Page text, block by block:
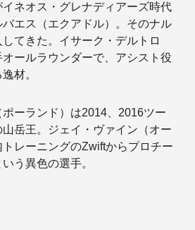
ネオス・グレナディアーズ時代
エス（エクアドル）。そのナル
てきた。イサーク・デルトロ
オールラウンダーで、アシスト役
材。
ーランド）は2014、2016ツー
岳王。ジェイ・ヴァイン（オー
レーニングのZwiftからプロチー
う異色の選手。